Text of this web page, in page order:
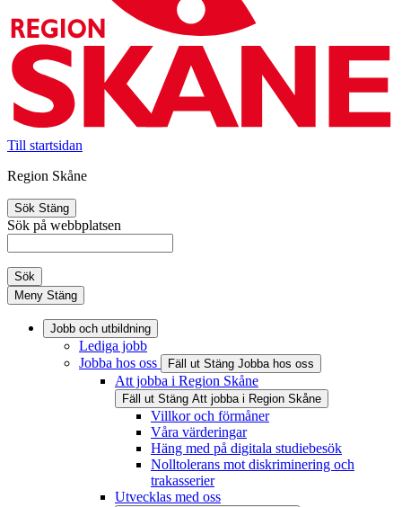
Till startsidan
Region Skåne
Sök Stäng
Sök på webbplatsen
Sök
Meny Stäng
Jobb och utbildning
Lediga jobb
Jobba hos oss
Fäll ut Stäng Jobba hos oss
Att jobba i Region Skåne
Fäll ut Stäng Att jobba i Region Skåne
Villkor och förmåner
Våra värderingar
Häng med på digitala studiebesök
Nolltolerans mot diskriminering och
trakasserier
Utvecklas med oss